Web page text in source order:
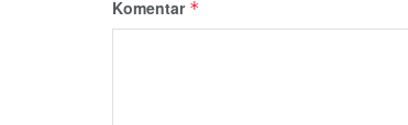
Komentar *